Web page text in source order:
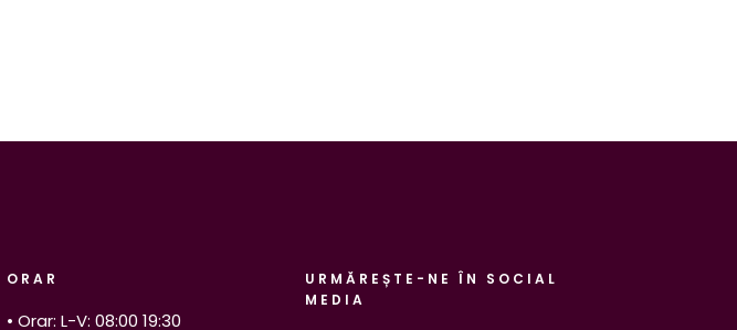
ORAR
• Orar: L-V: 08:00 19:30
URMĂREȘTE-NE ÎN SOCIAL
MEDIA